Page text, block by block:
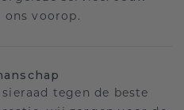
voorop.
tegen de beste